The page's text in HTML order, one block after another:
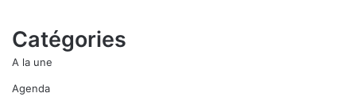
Catégories
A la une
Agenda